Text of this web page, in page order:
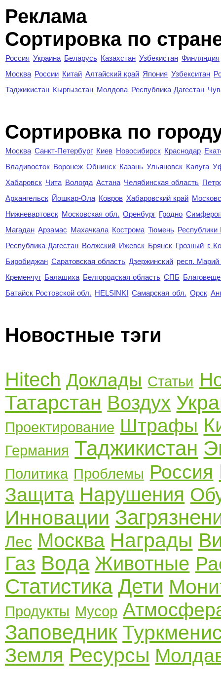
Реклама
Сортировка по
Россия Украина Беларусь Казахстан Узбекистан Финляндия
Москва России Китай Алтайский край Япония Узбекситан
Таджикистан Кыргызстан Молдова Республика Дагестан
Cортировка по
Москва Санкт-Петербург Киев Новосибирск Краснодар
Владивосток Воронеж Обнинск Казань Ульяновск Калуга
Хабаровск Чита Вологда Астана Челябинская область
Архангельск Йошкар-Ола Ковров Хабаровский край
Нижневартовск Московская обл. Оренбург Гродно
Магадан Арзамас Махачкала Кострома Тюмень Республики
Республика Дагестан Волжский Ижевск Брянск Грозный г.
Биробиджан Саратовская область Дзержинский респ.
Кременчуг Балашиха Белгородская область СПБ
Батайск Ростовской обл. HELSINKI Самарская обл. Орск
Новостные тэги
Hitech Доклады Статьи
Татарстан Воздух
Проектирование Штрафы
Германия Таджикистан
Политика Проблемы Россия
Защита Нарушения
Инновации
Лес Москва Награды
Газ Вода Животные
Статистика Дети
Продукты Мусор
Заповедник
Земля Ресурсы